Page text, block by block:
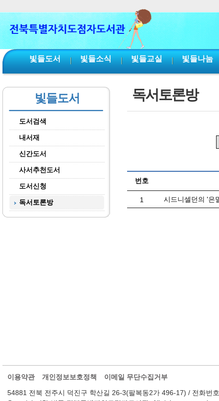
빛들도서 빛들소식 빛들교실 빛들나눔
빛들도서
도서검색
내서재
신간도서
사서추천도서
도서신청
독서토론방
독서토론방
번호
1 시드니셀던의 '은
이용약관 개인정보보호정책
이메일 무단수집거부
54881 전북 전주시 덕진구 학산길 26-3(팔복동2가 496-17) / 전화